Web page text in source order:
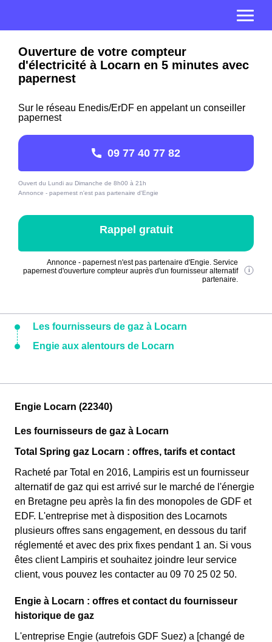
Ouverture de votre compteur
d'électricité à Locarn en 5 minutes avec
papernest
Sur le réseau Enedis/ErDF en appelant un conseiller
papernest
09 77 40 77 82
Ouvert du Lundi au Dimanche de 8h00 à 21h
Annonce - papernest n'est pas partenaire d'Engie
Rappel gratuit
Annonce - papernest n'est pas partenaire d'Engie. Service
papernest d'ouverture compteur auprès d'un fournisseur alternatif
partenaire.
Les fournisseurs de gaz à Locarn
Engie aux alentours de Locarn
Engie Locarn (22340)
Les fournisseurs de gaz à Locarn
Total Spring gaz Locarn : offres, tarifs et contact
Racheté par Total en 2016, Lampiris est un fournisseur
alternatif de gaz qui est arrivé sur le marché de l'énergie
en Bretagne peu après la fin des monopoles de GDF et
EDF. L'entreprise met à disposition des Locarnots
plusieurs offres sans engagement, en dessous du tarif
réglementé et avec des prix fixes pendant 1 an. Si vous
êtes client Lampiris et souhaitez joindre leur service
client, vous pouvez les contacter au 09 70 25 02 50.
Engie à Locarn : offres et contact du fournisseur
historique de gaz
L'entreprise Engie (autrefois GDF Suez) a [changé de